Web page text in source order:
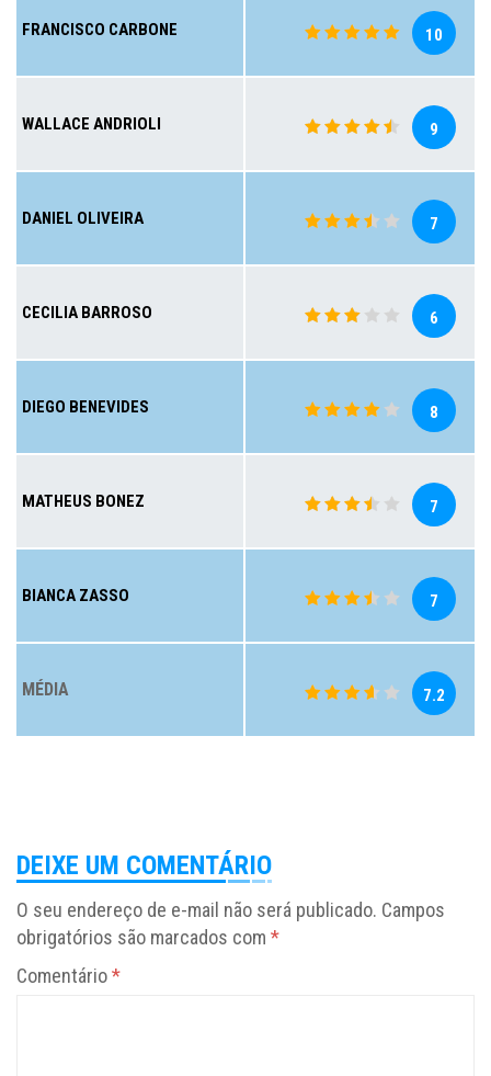
FRANCISCO CARBONE 10
WALLACE ANDRIOLI 9
DANIEL OLIVEIRA 7
CECILIA BARROSO 6
DIEGO BENEVIDES 8
MATHEUS BONEZ 7
BIANCA ZASSO 7
MÉDIA 7.2
DEIXE UM COMENTÁRIO
O seu endereço de e-mail não será publicado. Campos
obrigatórios são marcados com *
Comentário*